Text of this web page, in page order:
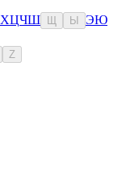
ХЦЧШ Ы ЭЮ
Z